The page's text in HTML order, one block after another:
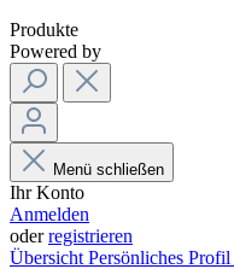
Produkte
Powered by
Menü schließen
Ihr Konto
Anmelden
oderregistrieren
Übersicht Persönliches Profil